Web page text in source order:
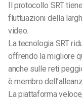
Il protocollo SRT
fluttuazioni della
video.
La tecnologia SRT
offrendo la migliore
anche sulle reti
è membro
La piattaforma